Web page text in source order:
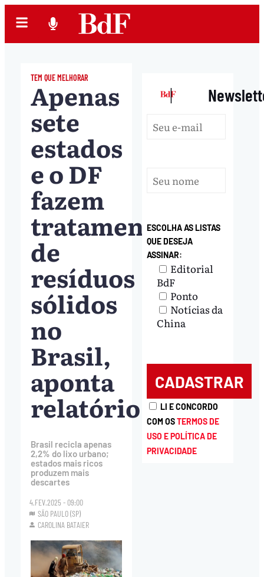
TEM QUE MELHORAR
Apenas
sete
estados
e o DF
fazem
tratamento
de
resíduos
sólidos
no
Brasil,
aponta
relatório
Brasil recicla apenas
2,2% do lixo urbano;
estados mais ricos
produzem mais
descartes
4.FEV.2025 - 09:00
SÃO PAULO (SP)
CAROLINA BATAIER
|
ESCOLHA AS LISTAS
QUE DESEJA
ASSINAR:
Editorial
BdF
Ponto
Notícias da
China
LI E CONCORDO
COM OSTERMOS DE
USO E POLÍTICA DE
PRIVACIDADE